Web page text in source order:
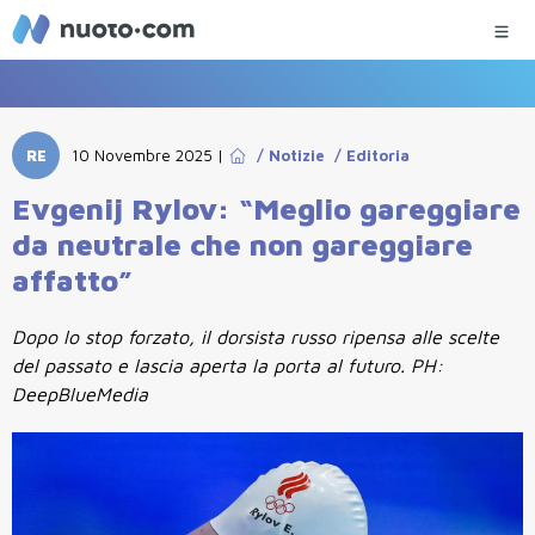
RE 10 Novembre 2025 | / Notizie / Editoria
Evgenij Rylov: “Meglio gareggiare
da neutrale che non gareggiare
affatto”
Dopo lo stop forzato, il dorsista russo ripensa alle scelte
del passato e lascia aperta la porta al futuro. PH:
DeepBlueMedia